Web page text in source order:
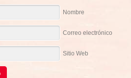
Nombre
Correo electrónico
Sitio Web